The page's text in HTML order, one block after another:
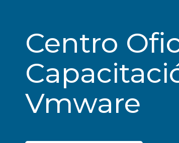
Centro
Vmware